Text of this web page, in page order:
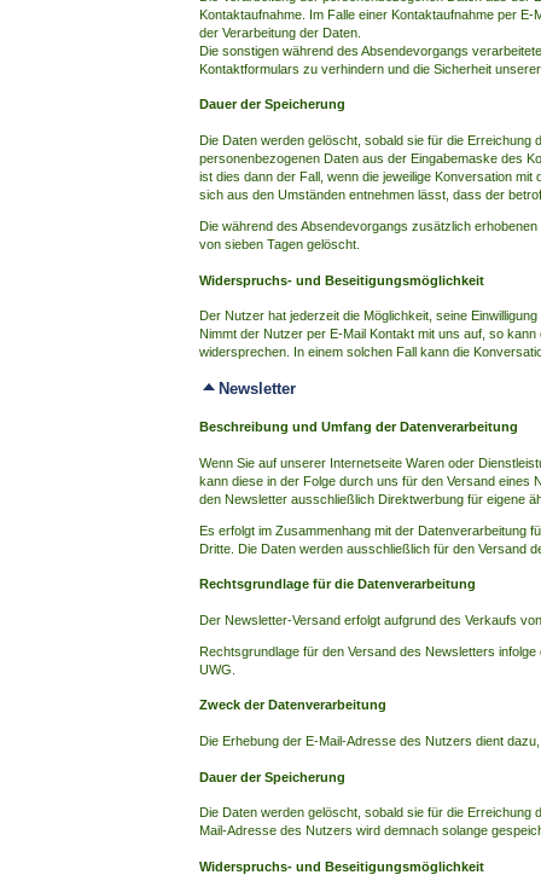
Kontaktaufnahme. Im Falle einer Kontaktaufnahme per
der Verarbeitung der Daten.
Die sonstigen während des Absendevorgangs
Kontaktformulars zu verhindern und die Sicherheit
Dauer der Speicherung
Die Daten werden gelöscht, sobald sie für die
personenbezogenen Daten aus der Eingabemaske des
ist dies dann der Fall, wenn die jeweilige Konversation
sich aus den Umständen entnehmen lässt, dass der
Die während des Absendevorgangs zusätzlich
von sieben Tagen gelöscht.
Widerspruchs- und Beseitigungsmöglichkeit
Der Nutzer hat jederzeit die Möglichkeit, seine
Nimmt der Nutzer per E-Mail Kontakt mit uns auf, so
widersprechen. In einem solchen Fall kann die
Newsletter
Beschreibung und Umfang der Datenverarbeitung
Wenn Sie auf unserer Internetseite Waren oder
kann diese in der Folge durch uns für den Versand eines
den Newsletter ausschließlich Direktwerbung für eigene
Es erfolgt im Zusammenhang mit der Datenverarbeitung
Dritte. Die Daten werden ausschließlich für den Versand
Rechtsgrundlage für die Datenverarbeitung
Der Newsletter-Versand erfolgt aufgrund des Verkaufs
Rechtsgrundlage für den Versand des Newsletters
UWG.
Zweck der Datenverarbeitung
Die Erhebung der E-Mail-Adresse des Nutzers dient
Dauer der Speicherung
Die Daten werden gelöscht, sobald sie für die
Mail-Adresse des Nutzers wird demnach solange
Widerspruchs- und Beseitigungsmöglichkeit